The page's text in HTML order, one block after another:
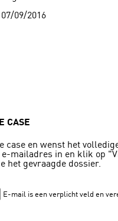
09/2016
CASE
case en wenst het
mailadres in en klik op
het gevraagde dossier.
E-mail is een verplicht veld en